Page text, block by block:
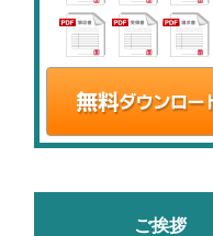
ご挨拶